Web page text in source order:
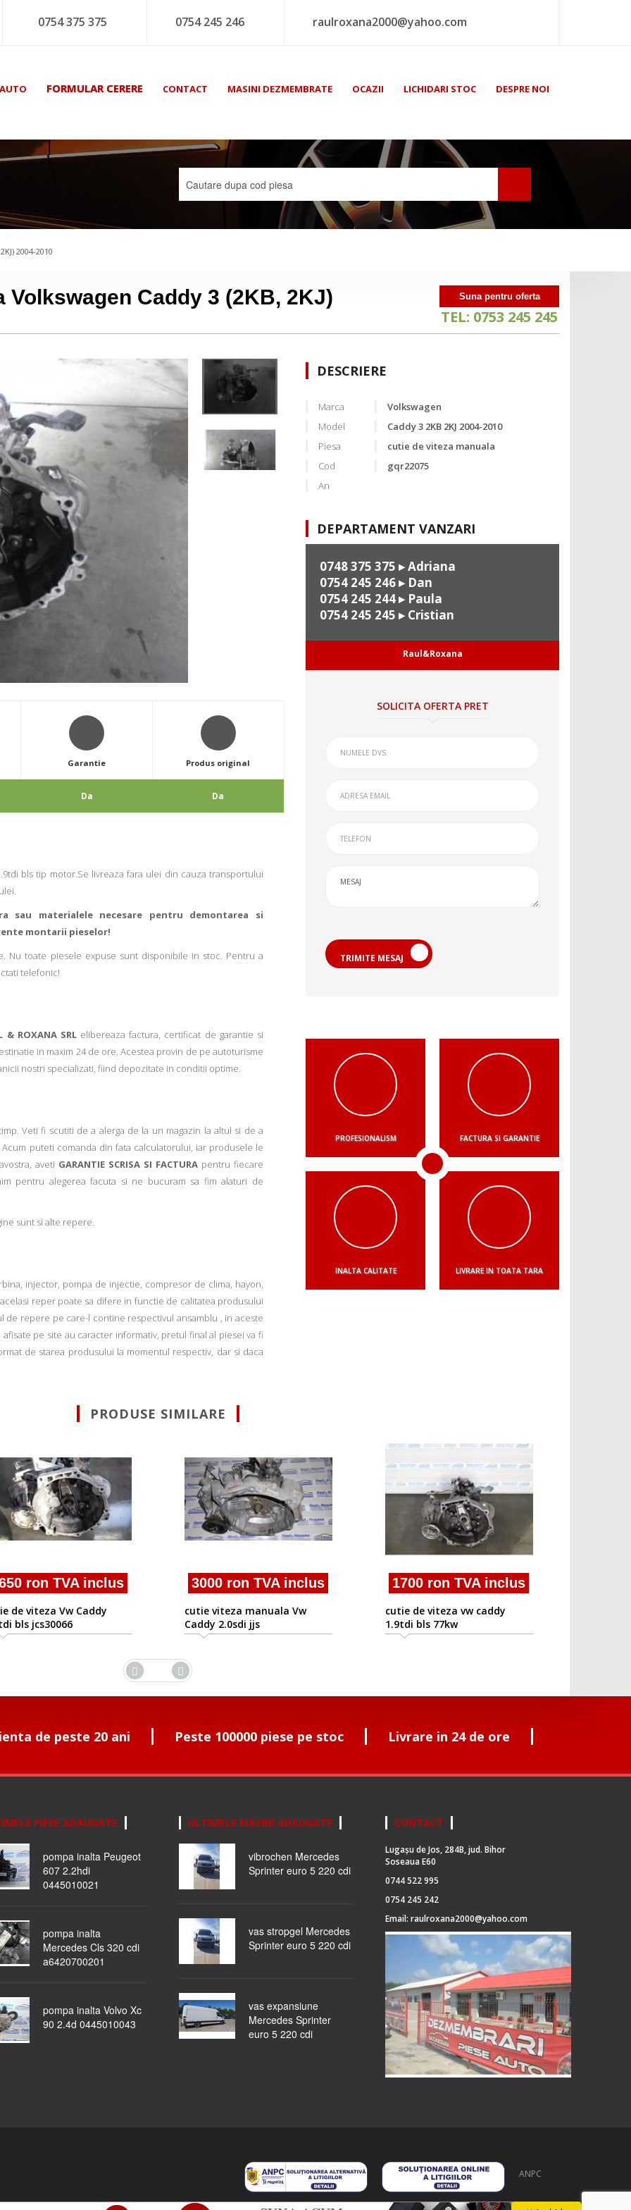
0754 375 375 0754 245 246 raulroxana2000@yahoo.com
FORMULAR CERERE CONTACT MASINI DEZMEMBRATE OCAZII LICHIDARI STOC DESPRE NOI
2004-2010
Volkswagen Caddy 3 (2KB, 2KJ)
Suna pentru oferta
TEL: 0753 245 245
Garantie
Da
Produs original
Da
bls tip motor.Se livreaza fara ulei din cauza transportului
sau materialele necesare pentru demontarea si
montarii pieselor!
Nu toate piesele expuse sunt disponibile in stoc. Pentru a
telefonic!
& ROXANA SRLelibereaza factura, certificat de garantie si
in maxim 24 de ore. Acestea provin de pe autoturisme
nostri specializati, fiind depozitate in conditii optime.
Veti fi scutiti de a alerga de la un magazin la altul si de a
puteti comanda din fata calculatorului, iar produsele le
aveti GARANTIE SCRISA SI FACTURA pentru fiecare
pentru alegerea facuta si ne bucuram sa fim alaturi de
sunt si alte repere.
injector, pompa de injectie, compresor de clima, hayon,
reper poate sa difere in functie de calitatea produsului
de repere pe care-l contine respectivul ansamblu , in aceste
pe site au caracter informativ, pretul final al piesei va fi
de starea produsului la momentul respectiv, dar si daca
DESCRIERE
Marca
Volkswagen
Model
Caddy 3 2KB 2KJ 2004-2010
Piesa
cutie de viteza manuala
Cod
gqr22075
An
DEPARTAMENT VANZARI
0748 375 375 ▸ Adriana
0754 245 246▸ Dan
0754 245 244▸ Paula
0754 245 245 ▸ Cristian
Raul&Roxana
SOLICITA OFERTA PRET
TRIMITE MESAJ
PROFESIONALISM FACTURA SI GARANTIE
INALTA CALITATE LIVRARE IN TOATA TARA
PRODUSE SIMILARE
ron TVA inclus
de viteza Vw Caddy
bls jcs30066
3000 ron TVA inclus
cutie viteza manuala Vw
Caddy 2.0sdi jjs
1700 ron TVA inclus
cutie de viteza vw caddy
1.9tdi bls 77kw
de peste 20 ani Peste 100000 piese pe stoc Livrare in 24 de ore
PIESE ADAUGATE
pompa inalta Peugeot
607 2.2hdi
0445010021
pompa inalta
Mercedes Cls 320 cdi
a6420700201
pompa inalta Volvo Xc
90 2.4d 0445010043
ULTIMELE MASINI ADAUGATE
vibrochen Mercedes
Sprinter euro 5 220 cdi
vas stropgel Mercedes
Sprinter euro 5 220 cdi
vas expansiune
Mercedes Sprinter
euro 5 220 cdi
CONTACT
Lugașu de Jos, 284B, jud. Bihor
Soseaua E60
0744 522 995
0754 245 242
Email: raulroxana2000@yahoo.com
ANPC